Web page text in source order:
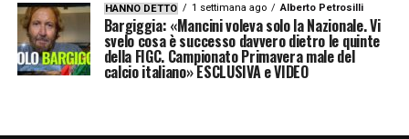
HANNO DETTO 1 settimana ago Alberto Petrosilli
Bargiggia: «Mancini voleva solo la Nazionale. Vi
svelo cosa è successo davvero dietro le quinte
della FIGC. Campionato Primavera male del
calcio italiano» ESCLUSIVA e VIDEO